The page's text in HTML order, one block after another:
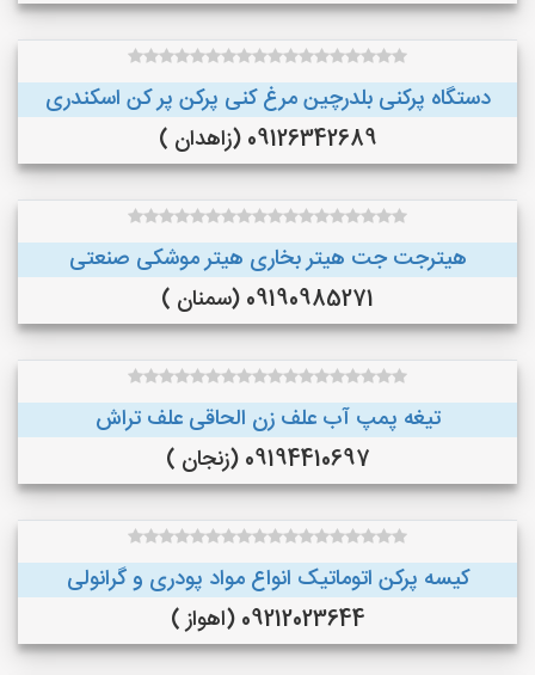
دستگاه پرکنی بلدرچین مرغ کنی پرکن پر کن اسکندری
09126342689 (زاهدان )
هیترجت جت هیتر بخاری هیتر موشکی صنعتی
09190985271 (سمنان )
تیغه پمپ آب علف زن الحاقی علف تراش
09194410697 (زنجان )
کیسه پرکن اتوماتیک انواع مواد پودری و گرانولی
09212023644 (اهواز )